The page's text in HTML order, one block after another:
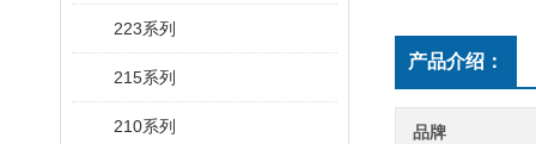
223系列
215系列
210系列
产品介绍：
品牌